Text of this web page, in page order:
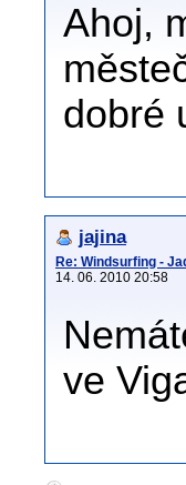
Ahoj,
dobré
jajina
Re: Windsurfing -
14. 06. 2010 20:58
ve